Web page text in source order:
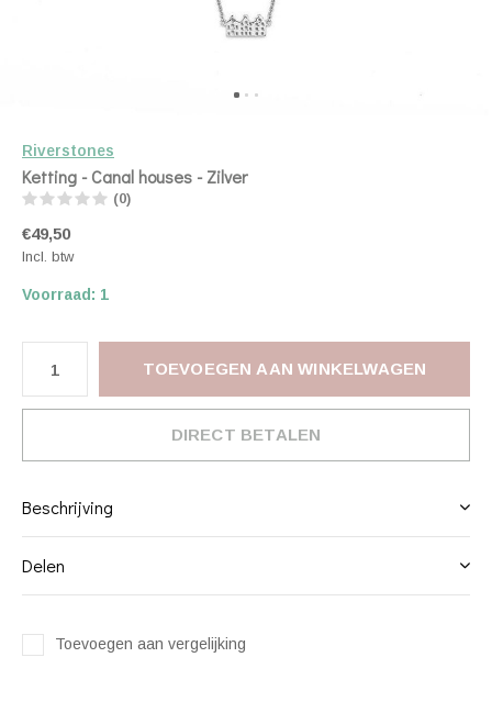
Riverstones
Ketting - Canal houses - Zilver
(0)
€49,50
Incl. btw
Voorraad: 1
TOEVOEGEN AAN WINKELWAGEN
DIRECT BETALEN
Beschrijving
Delen
Toevoegen aan vergelijking